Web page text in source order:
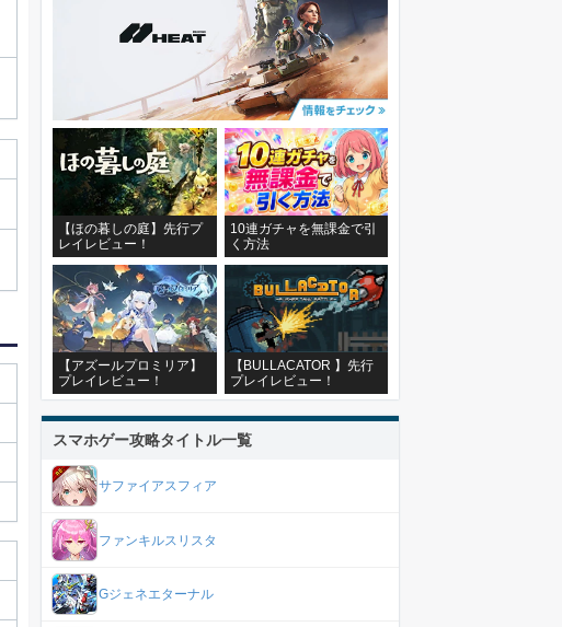
【ほの暮しの庭】先行プ
レイレビュー！
10連ガチャを無課金で引
く方法
【アズールプロミリア】
プレイレビュー！
【BULLACATOR 】先行
プレイレビュー！
スマホゲー攻略タイトル一覧
サファイアスフィア
ファンキルスリスタ
Gジェネエターナル